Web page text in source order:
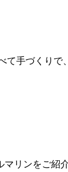
手づくり
リンをご